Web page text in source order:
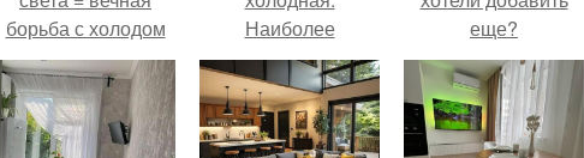
борьба с холодом
или светом.
Наиболее
распространенные
проблемы с
радиаторами
отопления
еще?